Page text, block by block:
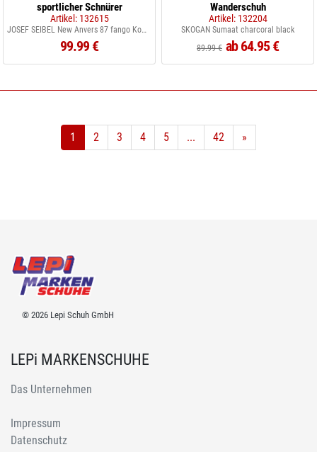
sportlicher Schnürer
Artikel: 132615
JOSEF SEIBEL New Anvers 87 fango Kombi
99.99 €
Wanderschuh
Artikel: 132204
SKOGAN Sumaat charcoral black
89.99 € ab 64.95 €
1 2 3 4 5 ... 42 »
© 2026 Lepi Schuh GmbH
LEPi MARKENSCHUHE
Das Unternehmen
Impressum
Datenschutz